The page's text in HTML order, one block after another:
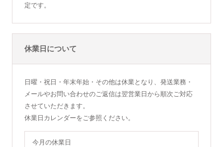
定です。
休業日について
日曜・祝日・年末年始・その他は休業となり、発送業務・
メールやお問い合わせのご返信は翌営業日から順次ご対応
させていただきます。
休業日カレンダーをご参照ください。
今月の休業日